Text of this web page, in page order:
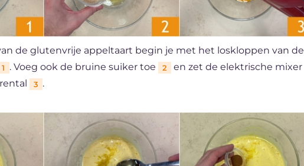
de glutenvrije appeltaart begin je met het loskloppen van de
1 . Voeg ook de bruine suiker toe 2
en zet de elektrische mixer
3 .